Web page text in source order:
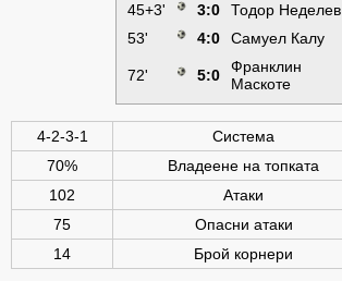
45+3'
3:0
Тодор Неделев
53'
4:0 Самуел Калу
72' 5:0
Франклин
Маскоте
4-2-3-1 Система
70%
Владеене на топката
102
Атаки
75
Опасни атаки
14
Брой корнери